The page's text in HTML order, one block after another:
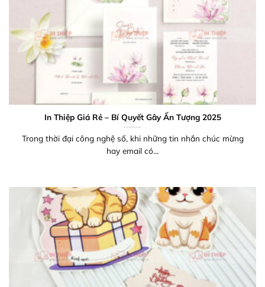
In Thiệp Giá Rẻ – Bí Quyết Gây Ấn Tượng 2025
Trong thời đại công nghệ số, khi những tin nhắn chúc mừng
hay email có...